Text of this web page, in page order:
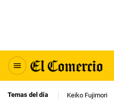
Temas del día Keiko Fujimori